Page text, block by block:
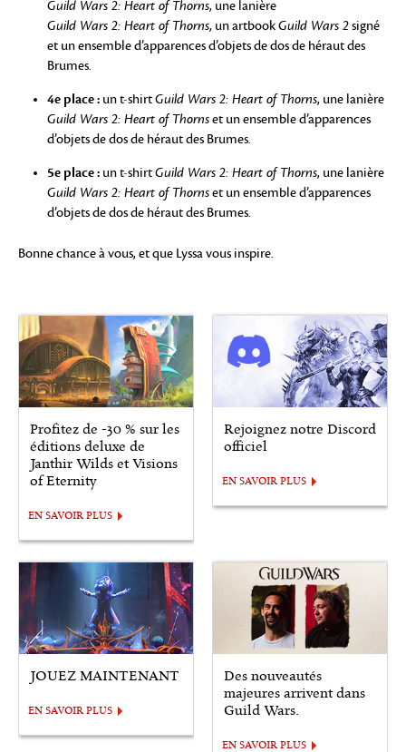
Guild Wars 2: Heart of Thorns, une lanière
Guild Wars 2: Heart of Thorns, un artbookGuild Wars 2signé
et un ensemble d’apparences d’objets de dos de héraut des
Brumes.
4e place : un t-shirtGuild Wars 2: Heart of Thorns, une lanière
Guild Wars 2: Heart of Thornset un ensemble d’apparences
d’objets de dos de héraut des Brumes.
5e place : un t-shirtGuild Wars 2: Heart of Thorns, une lanière
Guild Wars 2: Heart of Thornset un ensemble d’apparences
d’objets de dos de héraut des Brumes.
Bonne chance à vous, et que Lyssa vous inspire.
Profitez de -30 % sur les
éditions deluxe de
Janthir Wilds et Visions
of Eternity
EN SAVOIR PLUS
Rejoignez notre Discord
officiel
EN SAVOIR PLUS
JOUEZ MAINTENANT
EN SAVOIR PLUS
Des nouveautés
majeures arrivent dans
Guild Wars.
EN SAVOIR PLUS